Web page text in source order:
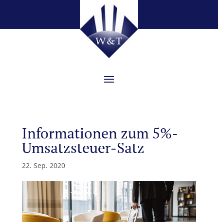
Informationen zum 5%-
Umsatzsteuer-Satz
22. Sep. 2020